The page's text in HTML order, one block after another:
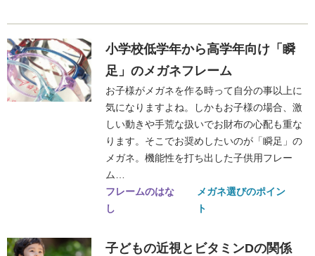
小学校低学年から高学年向け「瞬
足」のメガネフレーム
お子様がメガネを作る時って自分の事以上に
気になりますよね。しかもお子様の場合、激
しい動きや手荒な扱いでお財布の心配も重な
ります。そこでお奨めしたいのが「瞬足」の
メガネ。機能性を打ち出した子供用フレー
ム…
フレームのはな
し
メガネ選びのポイン
ト
子どもの近視とビタミンDの関係